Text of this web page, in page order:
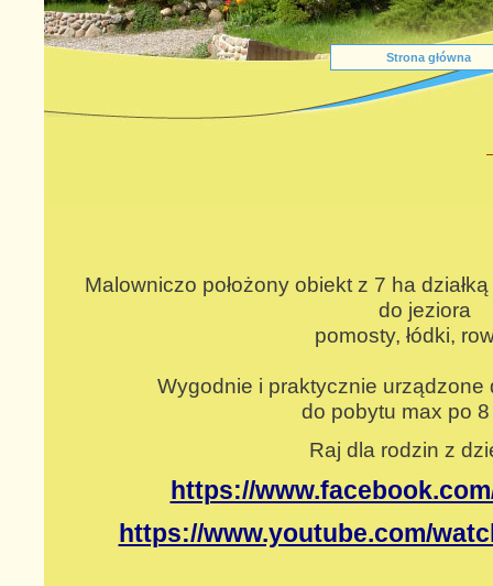
Strona główna
Malowniczo położony obiekt z 7 ha
do jeziora
pomosty, łódki,
Wygodnie i praktycznie
do pobytu max po
Raj dla rodzin z
https://
https://www.youtube.com/